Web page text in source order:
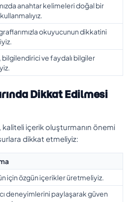
anahtar kelimeleri doğal bir
okuyucunun dikkatini
bilgilendirici ve faydalı bilgiler
Dikkat Edilmesi
kaliteli içerik oluşturmanın önemi
dikkat etmeliyiz:
için özgün içerikler üretmeliyiz.
deneyimlerini paylaşarak güven